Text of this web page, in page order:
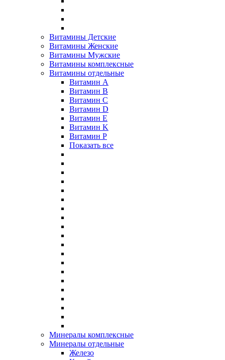
Витамины Детские
Витамины Женские
Витамины Мужские
Витамины комплексные
Витамины отдельные
Витамин A
Витамин B
Витамин C
Витамин D
Витамин E
Витамин K
Витамин P
Показать все
Минералы комплексные
Минералы отдельные
Железо